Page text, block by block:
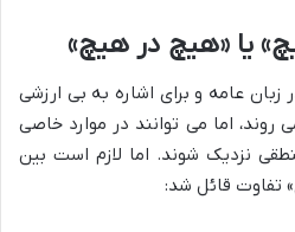
یا «هیچ در هیچ»
عامه و برای اشاره به بی ارزشی
روند، اما می توانند در موارد خاصی
نزدیک شوند. اما لازم است بین
تفاوت قائل شد: